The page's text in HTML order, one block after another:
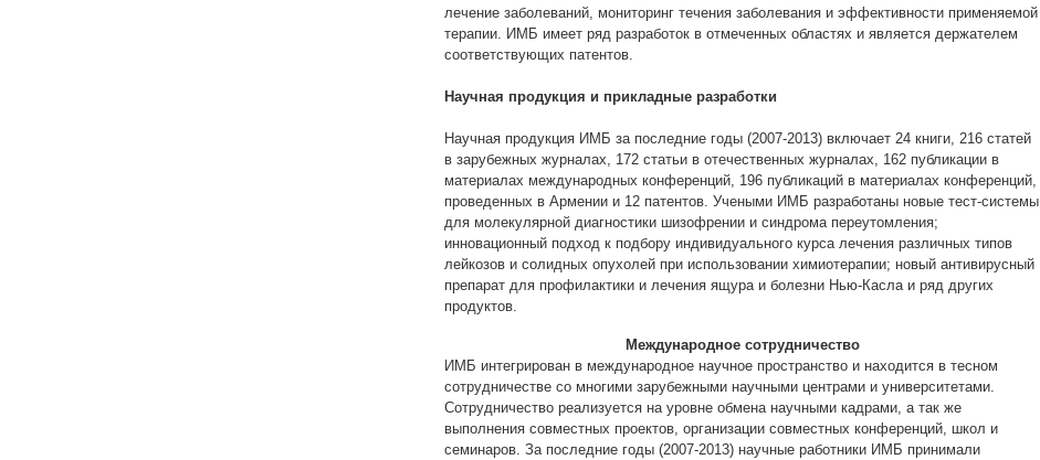
лечение заболеваний, мониторинг течения заболевания и эффективности применяемой
терапии. ИМБ имеет ряд разработок в отмеченных областях и является держателем
соответствующих патентов.
Научная продукция и прикладные разработки
Научная продукция ИМБ за последние годы (2007-2013) включает 24 книги, 216 статей
в зарубежных журналах, 172 статьи в отечественных журналах, 162 публикации в
материалах международных конференций, 196 публикаций в материалах конференций,
проведенных в Армении и 12 патентов. Учеными ИМБ разработаны новые тест-системы
для молекулярной диагностики шизофрении и синдрома переутомления;
инновационный подход к подбору индивидуального курса лечения различных типов
лейкозов и солидных опухолей при использовании химиотерапии; новый антивирусный
препарат для профилактики и лечения ящура и болезни Нью-Касла и ряд других
продуктов.
Международное сотрудничество
ИМБ интегрирован в международное научное пространство и находится в тесном
сотрудничестве со многими зарубежными научными центрами и университетами.
Сотрудничество реализуется на уровне обмена научными кадрами, а так же
выполнения совместных проектов, организации совместных конференций, школ и
семинаров. За последние годы (2007-2013) научные работники ИМБ принимали